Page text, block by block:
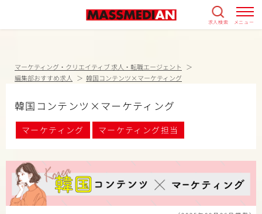
求人検索 メニュー
マーケティング・クリエイティブ 求人・転職エージェント
編集部おすすめ求人
韓国コンテンツ×マーケティング
韓国コンテンツ×マーケティング
マーケティング マーケティング担当